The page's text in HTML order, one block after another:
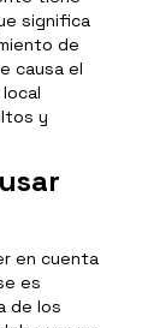
significa
de
causa el
y
en cuenta
es
de los